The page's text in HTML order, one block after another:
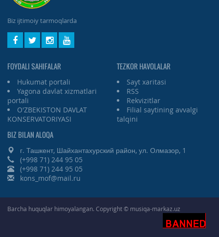
Biz ijtimoiy tarmoqlarda
FOYDALI SAHIFALAR
Hukumat portali
Yagona davlat xizmatlari
portali
O'ZBEKISTON DAVLAT
KONSERVATORIYASI
TEZKOR HAVOLALAR
Sayt xaritasi
RSS
Rekvizitlar
Filial saytining avvalgi
talqini
BIZ BILAN ALOQA
г. Ташкент, Шайхантахурский район, ул. Олмазор, 1
(+998 71) 244 95 05
(+998 71) 244 95 05
kons_mof@mail.ru
Barcha huquqlar himoyalangan. Copyright © musiqa-markaz.uz